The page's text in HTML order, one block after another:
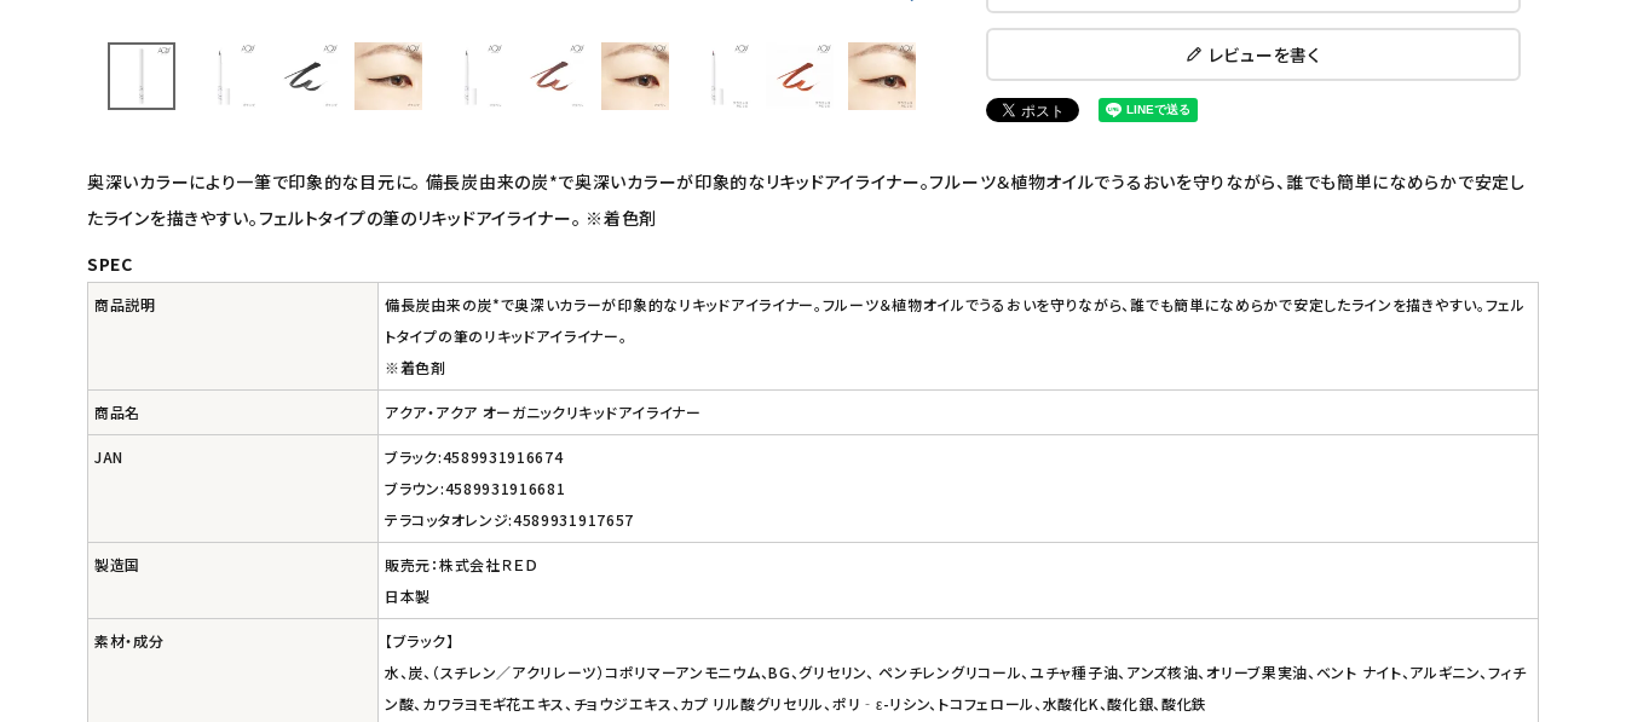
インナー・下着・ナイトウェア
キッズ・ベビー・マタニティ
キッチン用品
フード・ドリンク
定期購入
ナチュラムーン
レビューを書く
奥深いカラーにより一筆で印象的な目元に。 備長炭由来の炭*で奥深いカラーが印象的なリキッドアイライナー。フルーツ＆植物オイルでうるおいを守りながら、誰でも簡単になめらかで安定し
たラインを描きやすい。フェルトタイプの筆のリキッドアイライナー。 ※着色剤
SPEC
商品説明
備長炭由来の炭*で奥深いカラーが印象的なリキッドアイライナー。フルーツ＆植物オイルでうるおいを守りながら、誰でも簡単になめらかで安定したラインを描きやすい。フェル
トタイプの筆のリキッドアイライナー。
※着色剤
商品名 アクア・アクア オーガニックリキッドアイライナー
JAN
ブラック:4589931916674
ブラウン:4589931916681
テラコッタオレンジ:4589931917657
製造国
販売元：株式会社ＲＥＤ
日本製
素材・成分
【ブラック】
水、炭、（スチレン／アクリレーツ）コポリマーアンモニウム、BG、グリセリン、 ペンチレングリコール、ユチャ種子油、アンズ核油、オリーブ果実油、ベント ナイト、アルギニン、フィチ
ン酸、カワラヨモギ花エキス、チョウジエキス、カプ リル酸グリセリル、ポリ‐ε-リシン、トコフェロール、水酸化K、酸化銀、酸化鉄